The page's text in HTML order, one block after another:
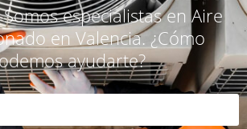
especialistas en Aire
en Valencia. ¿Cómo
ayudarte?